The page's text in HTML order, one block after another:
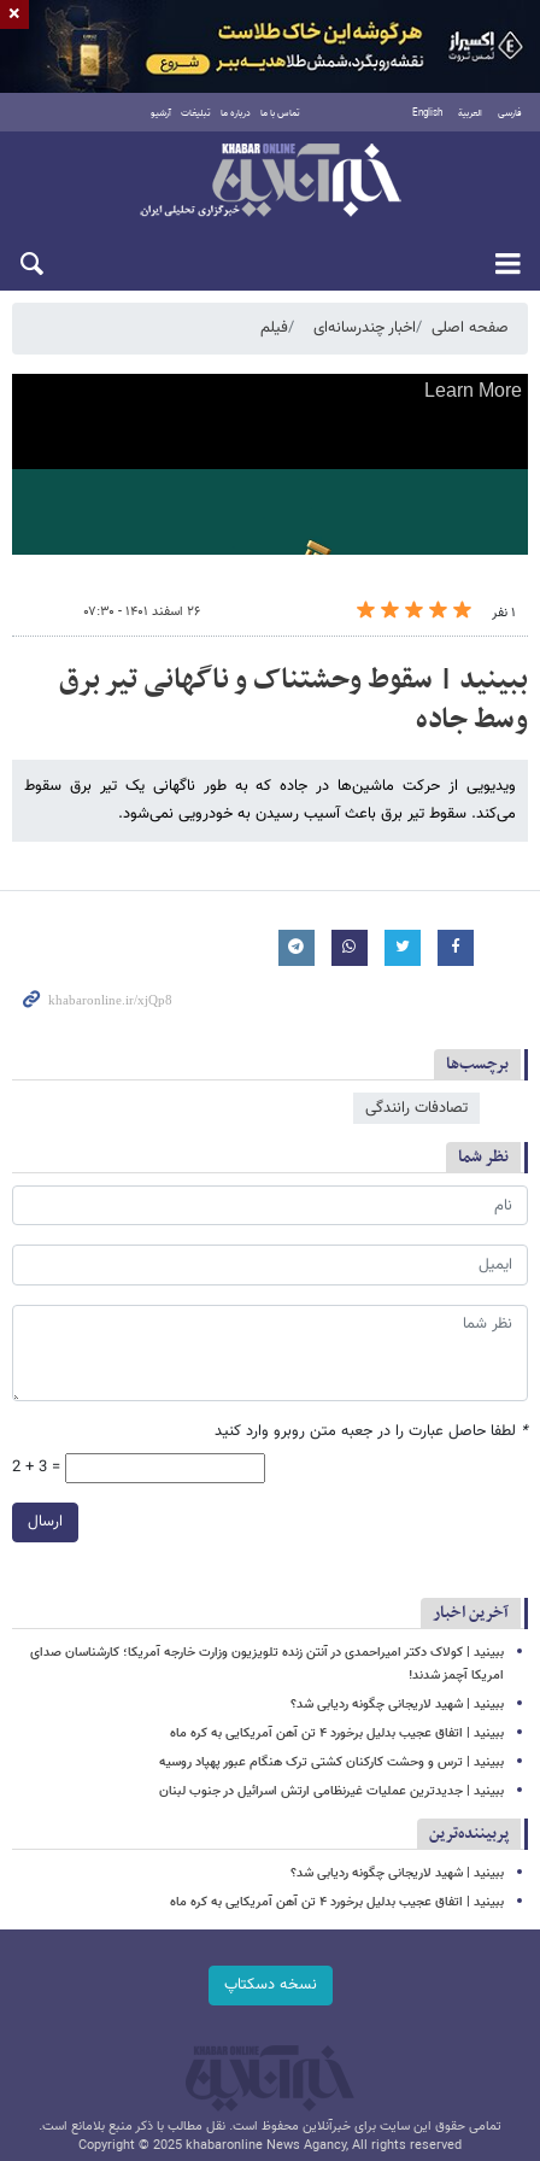
فارسی العربية English تماس با ما درباره ما تبلیغات آرشیو
پنجشنبه ۱۵ مرداد ۱۴۰۵
صفحه اصلی اخبار چندرسانه‌ای فیلم
۱ نفر ۲۶ اسفند ۱۴۰۱ - ۰۷:۳۰
ببینید | سقوط وحشتناک و ناگهانی تیر برق
وسط جاده
ویدیویی از حرکت ماشین‌ها در جاده که به طور ناگهانی یک تیر برق سقوط
می‌کند. سقوط تیر برق باعث آسیب رسیدن به خودرویی نمی‌شود.
برچسب‌ها
تصادفات رانندگی
نظر شما
* لطفا حاصل عبارت را در جعبه متن روبرو وارد کنید
2 + 3 =
ارسال
آخرین اخبار
ببینید | کولاک دکتر امیراحمدی در آنتن زنده تلویزیون وزارت خارجه آمریکا؛ کارشناسان صدای
امریکا آچمز شدند!
ببینید | شهید لاریجانی چگونه ردیابی شد؟
ببینید | اتفاق عجیب بدلیل برخورد ۴ تن آهن آمریکایی به کره ماه
ببینید | ترس و وحشت کارکنان کشتی ترک هنگام عبور پهپاد روسیه
ببینید | جدیدترین عملیات غیرنظامی ارتش اسرائیل در جنوب لبنان
پربیننده‌ترین
ببینید | شهید لاریجانی چگونه ردیابی شد؟
ببینید | اتفاق عجیب بدلیل برخورد ۴ تن آهن آمریکایی به کره ماه
×
نسخه دسکتاپ
تمامی حقوق این سایت برای خبرآنلاین محفوظ است. نقل مطالب با ذکر منبع بلامانع است.
Copyright © 2025 khabaronline News Agancy, All rights reserved